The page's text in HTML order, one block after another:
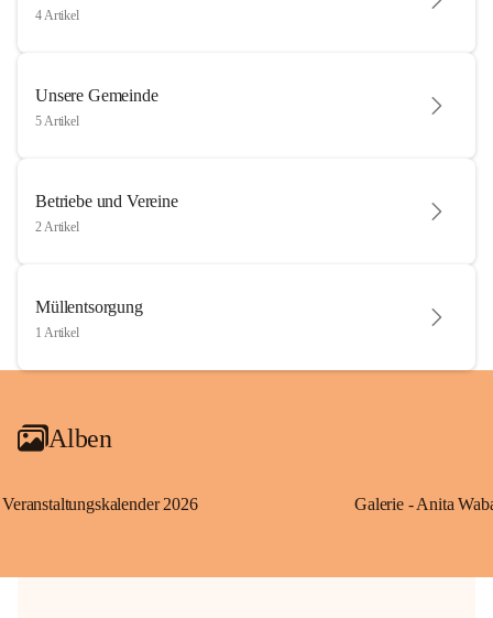
4 Artikel
Unsere Gemeinde
5 Artikel
Betriebe und Vereine
2 Artikel
Müllentsorgung
1 Artikel
Alben
Veranstaltungskalender 2026 Galerie - Anita